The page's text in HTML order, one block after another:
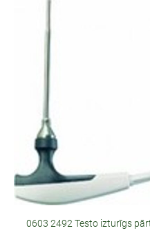
0603 2492 Testo izturīgs